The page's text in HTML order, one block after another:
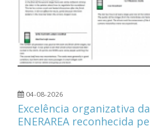
04-08-2026
Excelência organizativa
ENERAREA reconhecida